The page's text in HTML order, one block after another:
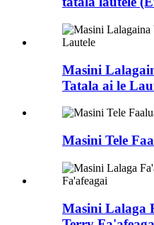
Masini
Tatala ai le
Masini Tele
Masini Lalaga